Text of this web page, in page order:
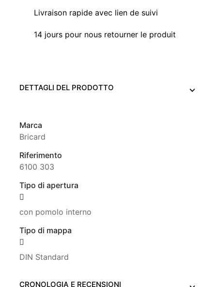
Livraison rapide avec lien de suivi
14 jours pour nous retourner le produit
DETTAGLI DEL PRODOTTO
Marca
Bricard
Riferimento
6100 303
Tipo di apertura
con pomolo interno
Tipo di mappa
DIN Standard
CRONOLOGIA E RECENSIONI